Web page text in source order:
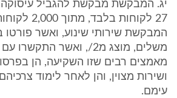
יג. המבקשת מבקשת להגביל עיסוקה
27 לקוחות
המבקשת שירותי שינוע, ואשר
משלים, מוצג מ2/, ואשר
מאמצים רבים שזו השקיעה, הן
ושירות מצוין, והן לאחר לימוד
עימם.